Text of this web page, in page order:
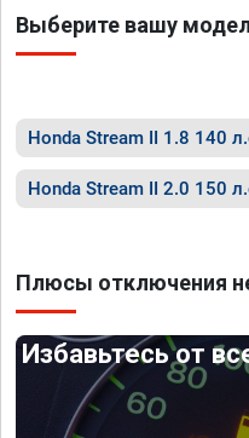
Выберите вашу
Honda Stream II 1.8 140
Honda Stream II 2.0 150
Плюсы отключения
Избавьтесь от